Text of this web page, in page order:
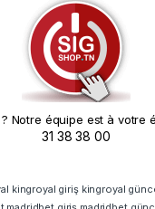
? Notre équipe est à votre
31 38 38 00
kingroyal giriş kingroyal